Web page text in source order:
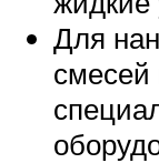
Для
смесей